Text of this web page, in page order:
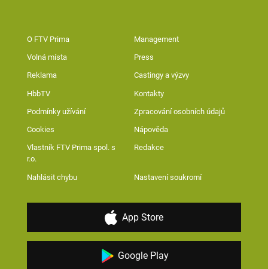
O FTV Prima Management
Volná místa Press
Reklama Castingy a výzvy
HbbTV Kontakty
Podmínky užívání Zpracování osobních údajů
Cookies Nápověda
Vlastník FTV Prima spol. s
r.o.
Redakce
Nahlásit chybu Nastavení soukromí
App Store
Google Play